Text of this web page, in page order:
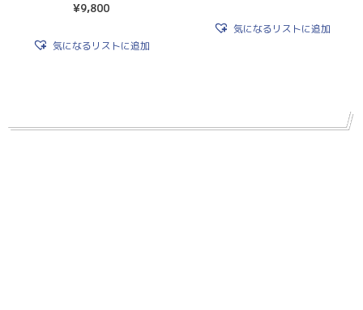
¥9,800
気になるリストに追加
気になるリストに追加